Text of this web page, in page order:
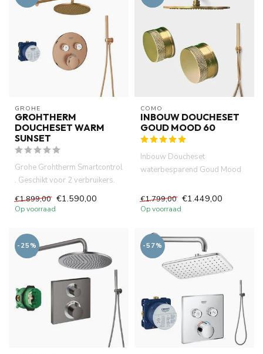
GROHE
GROHTHERM
DOUCHESET WARM
SUNSET
Grohe Grohtherm Smartcontrol
. Geschikt voor 2 verbruikers.
Activering van verbr...
€1.899,00 €1.590,00
Op voorraad
COMO
INBOUW DOUCHESET
GOUD MOOD 60
Inbouw Doucheset
waterbesparend Goud Mood
compleet set...
€1.799,00 €1.449,00
Op voorraad
-25% -57%